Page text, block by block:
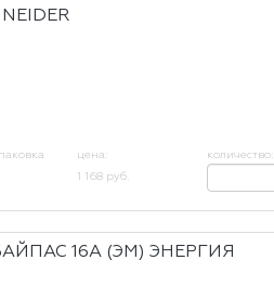
цена:
1 168 руб.
количество:
16А (ЭМ) ЭНЕРГИЯ